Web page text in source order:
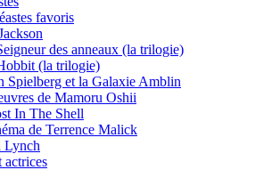
favoris
des anneaux (la trilogie)
(la trilogie)
Spielberg et la Galaxie Amblin
de Mamoru Oshii
In The Shell
de Terrence Malick
Lynch
actrices